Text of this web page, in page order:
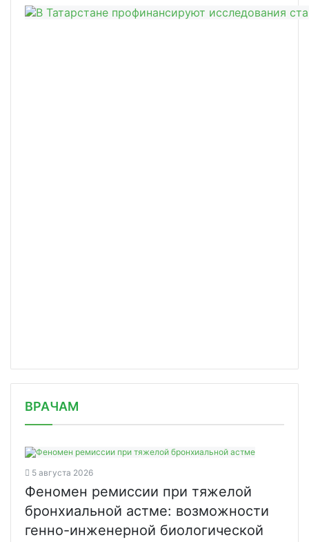
ВРАЧАМ
5 августа 2026
Феномен ремиссии при тяжелой
бронхиальной астме: возможности
генно-инженерной биологической